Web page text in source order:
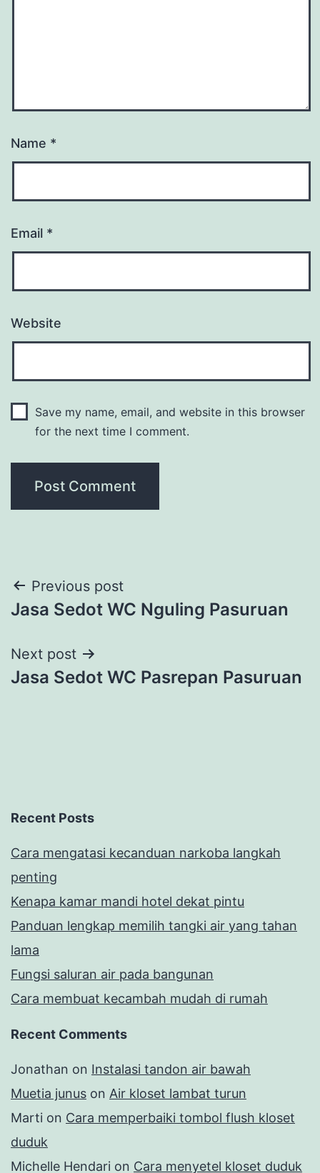
Name *
Email *
Website
Save my name, email, and website in this browser
for the next time I comment.
Post
navigation
Previous post
Jasa Sedot WC Nguling Pasuruan
Next post
Jasa Sedot WC Pasrepan Pasuruan
Recent Posts
Cara mengatasi kecanduan narkoba langkah
penting
Kenapa kamar mandi hotel dekat pintu
Panduan lengkap memilih tangki air yang tahan
lama
Fungsi saluran air pada bangunan
Cara membuat kecambah mudah di rumah
Recent Comments
Jonathan on Instalasi tandon air bawah
Muetia junus on Air kloset lambat turun
Marti on Cara memperbaiki tombol flush kloset
duduk
Michelle Hendari on Cara menyetel kloset duduk